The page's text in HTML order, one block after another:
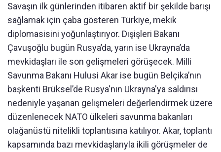
Savaşın ilk günlerinden itibaren aktif bir şekilde barışı
sağlamak için çaba gösteren Türkiye, mekik
diplomasisini yoğunlaştırıyor. Dışişleri Bakanı
Çavuşoğlu bugün Rusya’da, yarın ise Ukrayna’da
mevkidaşları ile son gelişmeleri görüşecek. Milli
Savunma Bakanı Hulusi Akar ise bugün Belçika’nın
başkenti Brüksel’de Rusya'nın Ukrayna'ya saldırısı
nedeniyle yaşanan gelişmeleri değerlendirmek üzere
düzenlenecek NATO ülkeleri savunma bakanları
olağanüstü nitelikli toplantısına katılıyor. Akar, toplantı
kapsamında bazı mevkidaşlarıyla ikili görüşmeler de